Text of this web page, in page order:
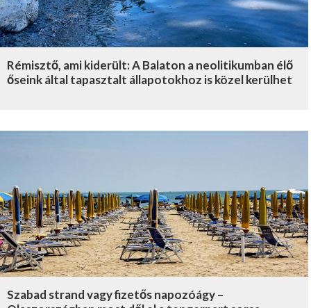
Rémisztő, ami kiderült: A Balaton a neolitikumban élő
őseink által tapasztalt állapotokhoz is közel kerülhet
Szabad strand vagy fizetős napozóágy –